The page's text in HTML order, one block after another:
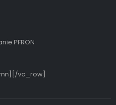
PFRON
vc_row]